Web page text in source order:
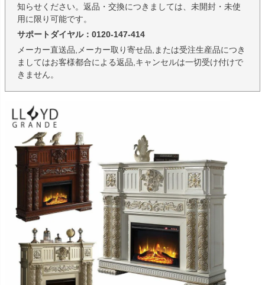
知らせください。返品・交換につきましては、未開封・未使
用に限り可能です。
サポートダイヤル：0120-147-414
メーカー直送品,メーカー取り寄せ品,または受注生産品につき
ましてはお客様都合による返品,キャンセルは一切受け付けで
きません。